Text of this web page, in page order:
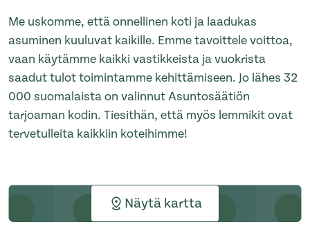
Me uskomme, että onnellinen koti ja laadukas
asuminen kuuluvat kaikille. Emme tavoittele voittoa,
vaan käytämme kaikki vastikkeista ja vuokrista
saadut tulot toimintamme kehittämiseen. Jo lähes 32
000 suomalaista on valinnut Asuntosäätiön
tarjoaman kodin. Tiesithän, että myös lemmikit ovat
tervetulleita kaikkiin koteihimme!
Näytä kartta